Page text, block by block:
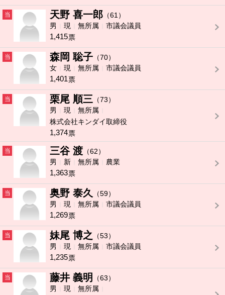
当 天野 喜一郎 （61）
男
現 無所属 市議会議員
1,415票
当 森岡 聡子 （70）
女
現 無所属 市議会議員
1,401票
当 栗尾 順三 （73）
男
現
無所属
株式会社キンダイ取締役
1,374票
当 三谷 渡 （62）
男
新 無所属 農業
1,363票
当 奥野 泰久
（59）
男
現 無所属 市議会議員
1,269票
当 妹尾 博之
（53）
男
現 無所属 市議会議員
1,235票
当 藤井 義明
（63）
男
現
無所属